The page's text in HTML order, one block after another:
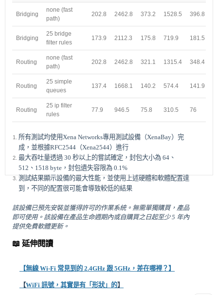
Bridging
none (fast
path)
202.8 2462.8 373.2 1528.5 396.8
Bridging
25 bridge
filter rules
173.9 2112.3 175.8 719.9 181.5
Routing
none (fast
path)
202.8 2462.8 321.1 1315.4 348.4
Routing
25 simple
queues
137.4 1668.1 140.2 574.4 141.9
Routing
25 ip filter
rules
77.9 946.5 75.8 310.5 76
所有測試均使用Xena Networks專用測試設備（XenaBay）完
成，並根據RFC2544（Xena2544）進行
最大吞吐量透過 30 秒以上的嘗試確定，封包大小為 64、
512、1518 byte，封包遺失容限為 0.1%
測試結果顯示設備的最大性能，並使用上述硬體和軟體配置達
到，不同的配置很可能會導致較低的結果
該設備已預先安裝並獲得許可的作業系統。無需單獨購買，產品
即可使用。該設備在產品生命週期內或自購買之日起至少 5 年內
提供免費軟體更新。
📖 延伸閱讀
【無線 Wi-Fi 常見到的 2.4GHz 跟 5GHz，差在哪裡？】
【WiFi 訊號，其實是有「形狀」的】